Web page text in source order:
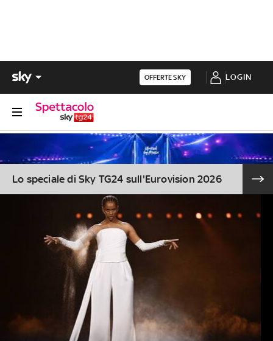
OFFERTE SKY LOGIN
Lo speciale di Sky TG24 sull'Eurovision 2026